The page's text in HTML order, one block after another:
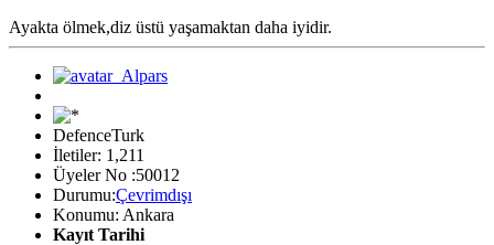
Ayakta ölmek,diz üstü yaşamaktan daha iyidir.
DefenceTurk
İletiler: 1,211
Üyeler No :50012
Durumu:Çevrimdışı
Konumu: Ankara
Kayıt Tarihi